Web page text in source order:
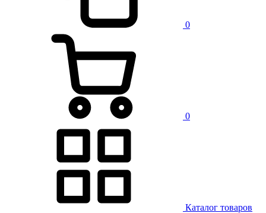
0
0
Каталог товаров